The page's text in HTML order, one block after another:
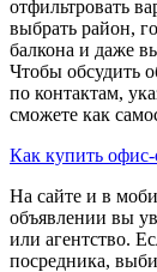
отфильтровать
выбрать район,
балкона и даже
Чтобы обсудить
по контактам,
сможете как
Как купить офис-
На сайте и в
объявлении вы
или агентство.
посредника,